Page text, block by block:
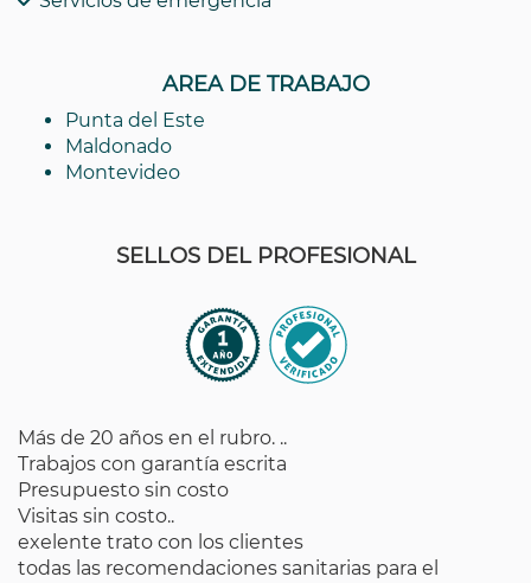
AREA DE TRABAJO
Punta del Este
Maldonado
Montevideo
SELLOS DEL PROFESIONAL
Más de 20 años en el rubro. ..
Trabajos con garantía escrita
Presupuesto sin costo
Visitas sin costo..
exelente trato con los clientes
todas las recomendaciones sanitarias para el